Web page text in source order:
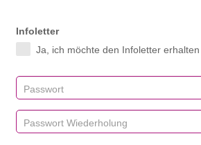
Infoletter
Ja, ich möchte den Infoletter erhalten